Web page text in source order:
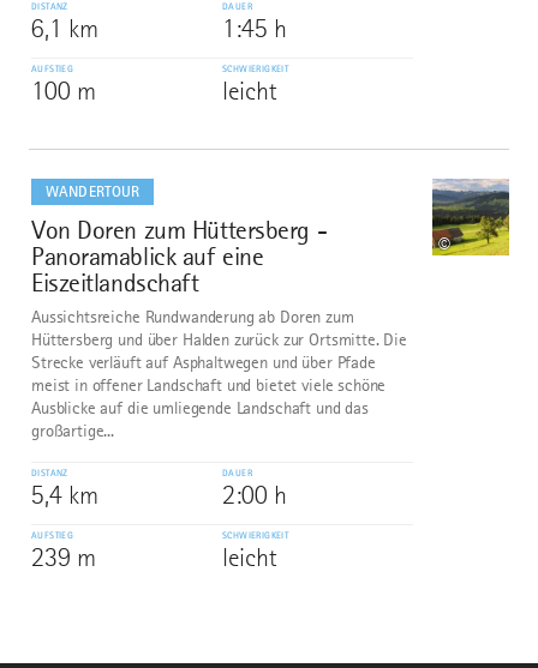
DISTANZ
6,1 km
DAUER
1:45 h
AUFSTIEG
100 m
SCHWIERIGKEIT
leicht
WANDERTOUR
10
Von Doren zum Hüttersberg -
Panoramablick auf eine
Eiszeitlandschaft
©
Aussichtsreiche Rundwanderung ab Doren zum
Hüttersberg und über Halden zurück zur Ortsmitte. Die
Strecke verläuft auf Asphaltwegen und über Pfade
meist in offener Landschaft und bietet viele schöne
Ausblicke auf die umliegende Landschaft und das
großartige...
DISTANZ
5,4 km
DAUER
2:00 h
AUFSTIEG
239 m
SCHWIERIGKEIT
leicht
dazu